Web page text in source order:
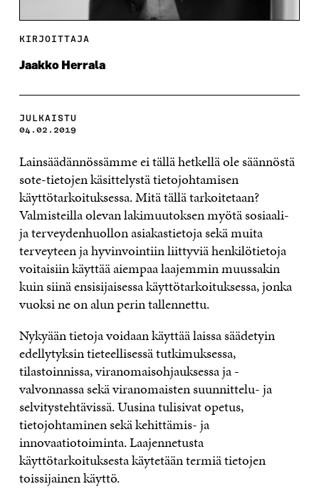
KIRJOITTAJA
Jaakko Herrala
JULKAISTU
04.02.2019
Lainsäädännössämme ei tällä hetkellä ole säännöstä
sote-tietojen käsittelystä tietojohtamisen
käyttötarkoituksessa. Mitä tällä tarkoitetaan?
Valmisteilla olevan lakimuutoksen myötä sosiaali-
ja terveydenhuollon asiakastietoja sekä muita
terveyteen ja hyvinvointiin liittyviä henkilötietoja
voitaisiin käyttää aiempaa laajemmin muussakin
kuin siinä ensisijaisessa käyttötarkoituksessa, jonka
vuoksi ne on alun perin tallennettu.
Nykyään tietoja voidaan käyttää laissa säädetyin
edellytyksin tieteellisessä tutkimuksessa,
tilastoinnissa, viranomaisohjauksessa ja -
valvonnassa sekä viranomaisten suunnittelu- ja
selvitystehtävissä. Uusina tulisivat opetus,
tietojohtaminen sekä kehittämis- ja
innovaatiotoiminta. Laajennetusta
käyttötarkoituksesta käytetään termiä tietojen
toissijainen käyttö.